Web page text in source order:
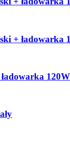
+ ładowarka
120W